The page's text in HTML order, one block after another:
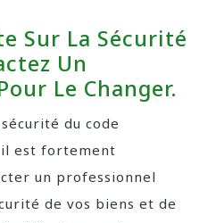
Sur La Sécurité
Un
Le Changer.
du code
il est fortement
un professionnel
de vos biens et de